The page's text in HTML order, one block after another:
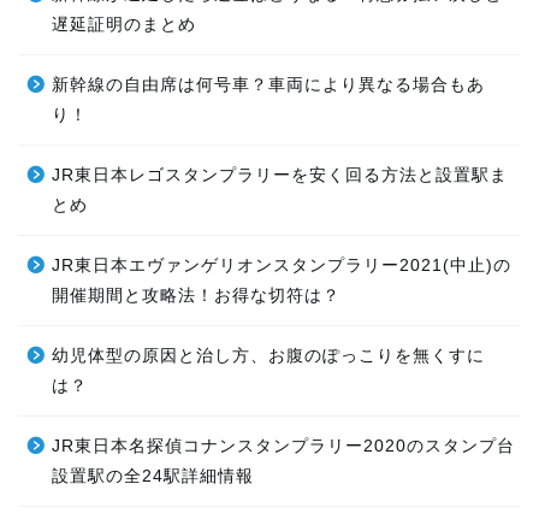
遅延証明のまとめ
新幹線の自由席は何号車？車両により異なる場合もあ
り！
JR東日本レゴスタンプラリーを安く回る方法と設置駅ま
とめ
JR東日本エヴァンゲリオンスタンプラリー2021(中止)の
開催期間と攻略法！お得な切符は？
幼児体型の原因と治し方、お腹のぽっこりを無くすに
は？
JR東日本名探偵コナンスタンプラリー2020のスタンプ台
設置駅の全24駅詳細情報